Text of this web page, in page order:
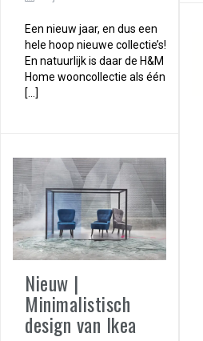
Een nieuw jaar, en dus een
hele hoop nieuwe collectie’s!
En natuurlijk is daar de H&M
Home wooncollectie als één
[…]
Nieuw |
Minimalistisch
design van Ikea